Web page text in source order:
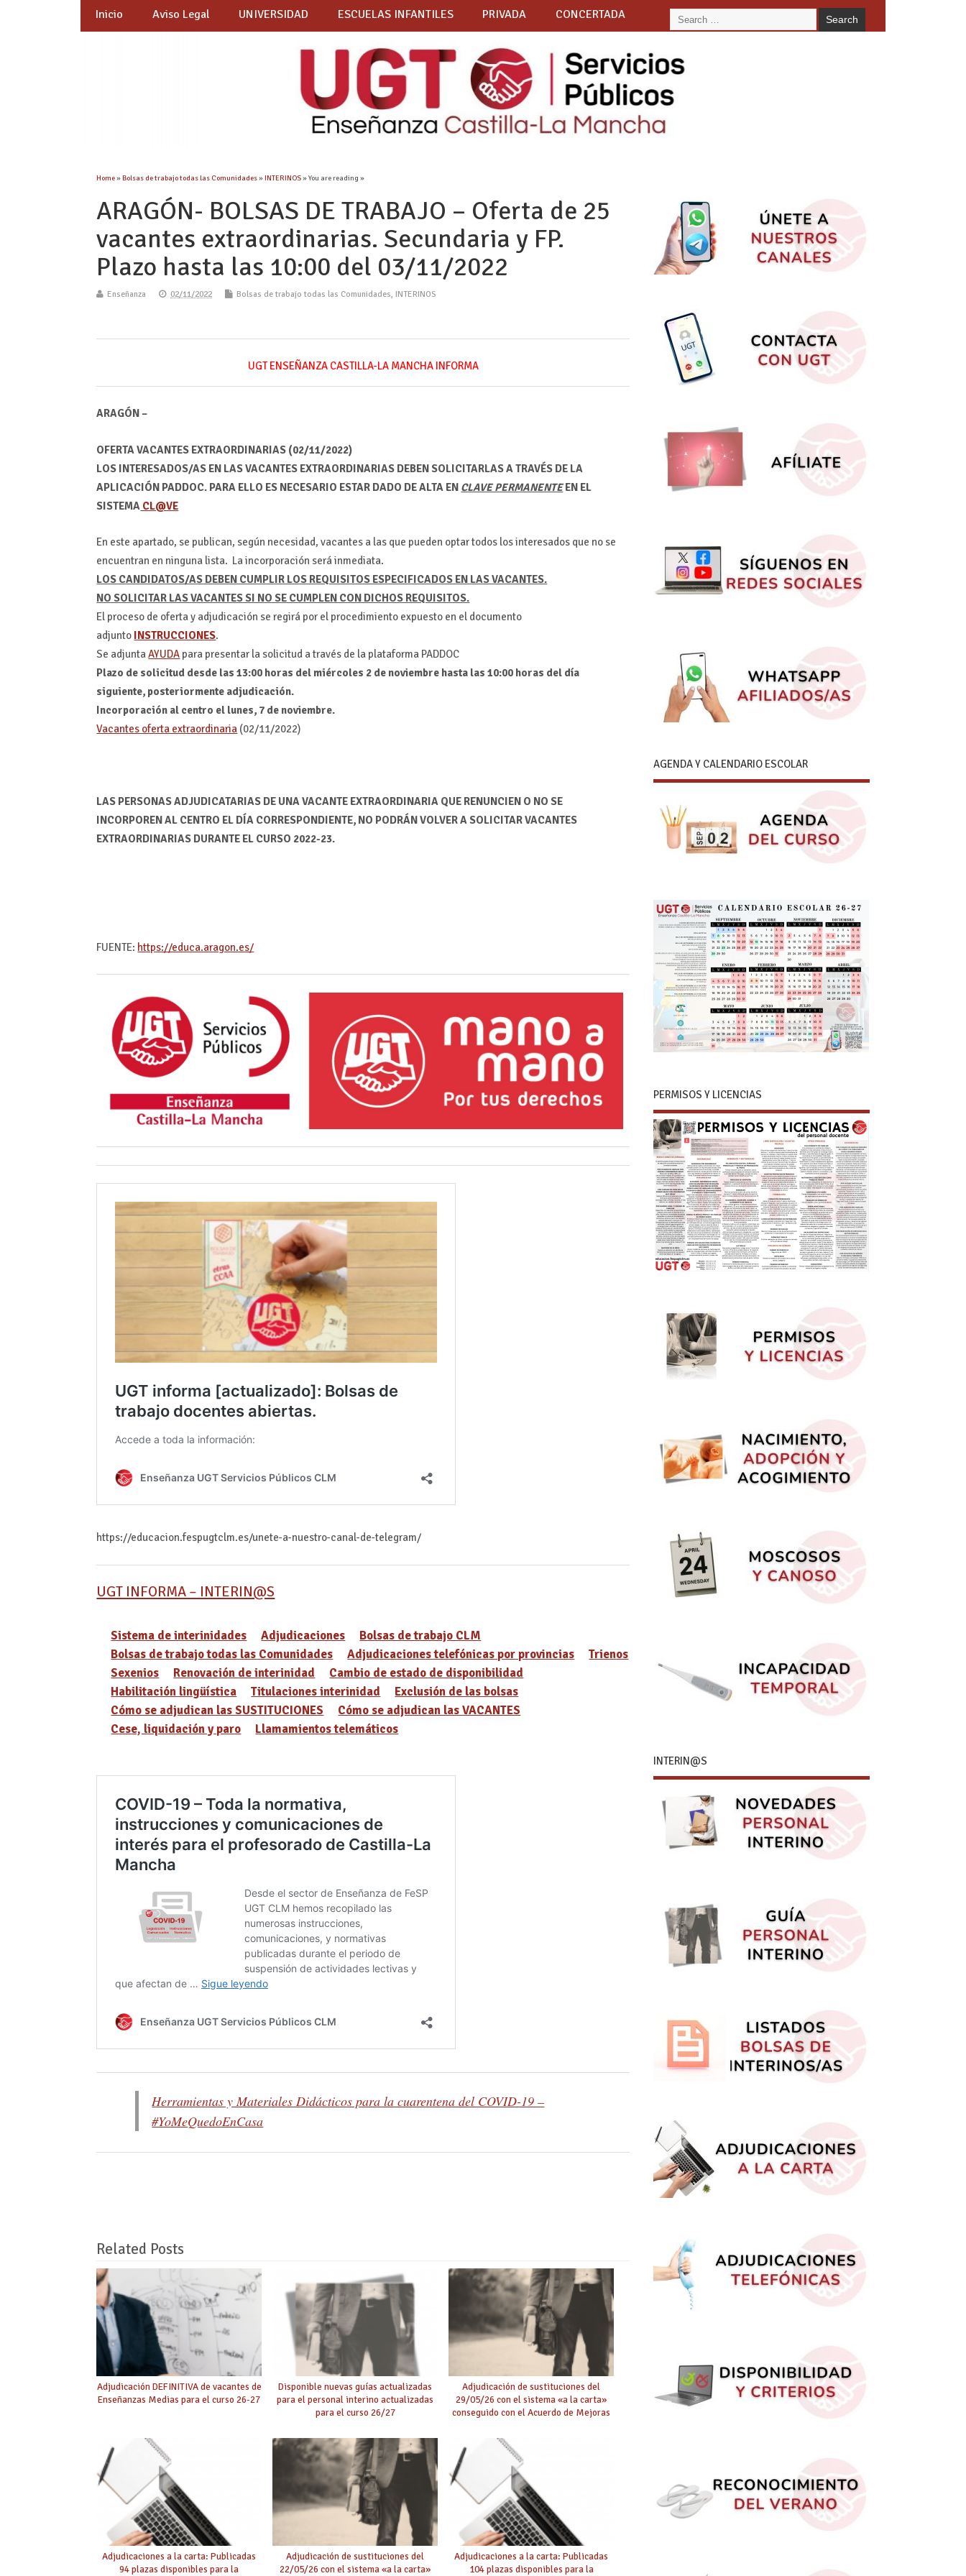
Inicio Aviso Legal UNIVERSIDAD ESCUELAS INFANTILES PRIVADA CONCERTADA
Home»Bolsas de trabajo todas las Comunidades»INTERINOS» You are reading »
ARAGÓN- BOLSAS DE TRABAJO – Oferta de 25
vacantes extraordinarias. Secundaria y FP.
Plazo hasta las 10:00 del 03/11/2022
Enseñanza 02/11/2022 Bolsas de trabajo todas las Comunidades, INTERINOS
UGT ENSEÑANZA CASTILLA-LA MANCHA INFORMA
ARAGÓN –
OFERTA VACANTES EXTRAORDINARIAS (02/11/2022)
LOS INTERESADOS/AS EN LAS VACANTES EXTRAORDINARIAS DEBEN SOLICITARLAS A TRAVÉS DE LA
APLICACIÓN PADDOC. PARA ELLO ES NECESARIO ESTAR DADO DE ALTA EN CLAVE PERMANENTEEN EL
SISTEMA CL@VE
En este apartado, se publican, según necesidad, vacantes a las que pueden optar todos los interesados que no se
encuentran en ninguna lista. La incorporación será inmediata.
LOS CANDIDATOS/AS DEBEN CUMPLIR LOS REQUISITOS ESPECIFICADOS EN LAS VACANTES.
NO SOLICITAR LAS VACANTES SI NO SE CUMPLEN CON DICHOS REQUISITOS.
El proceso de oferta y adjudicación se regirá por el procedimiento expuesto en el documento
adjunto INSTRUCCIONES.
Se adjuntaAYUDA para presentar la solicitud a través de la plataforma PADDOC
Plazo de solicitud desde las 13:00 horas del miércoles 2 de noviembre hasta las 10:00 horas del día
siguiente, posteriormente adjudicación.
Incorporación al centro el lunes, 7 de noviembre.
Vacantes oferta extraordinaria (02/11/2022)
LAS PERSONAS ADJUDICATARIAS DE UNA VACANTE EXTRAORDINARIA QUE RENUNCIEN O NO SE
INCORPOREN AL CENTRO EL DÍA CORRESPONDIENTE, NO PODRÁN VOLVER A SOLICITAR VACANTES
EXTRAORDINARIAS DURANTE EL CURSO 2022-23.
FUENTE: https://educa.aragon.es/
https://educacion.fespugtclm.es/unete-a-nuestro-canal-de-telegram/
UGT INFORMA – INTERIN@S
Sistema de interinidades Adjudicaciones
Bolsas de trabajo CLM
Bolsas de trabajo todas las Comunidades
Adjudicaciones telefónicas por provincias
Trienos
Sexenios
Renovación de interinidad
Cambio de estado de disponibilidad
Habilitación lingüística
Titulaciones interinidad
Exclusión de las bolsas
Cómo se adjudican las SUSTITUCIONES
Cómo se adjudican las VACANTES
Cese, liquidación y paro
Llamamientos telemáticos
Herramientas y Materiales Didácticos para la cuarentena del COVID-19 –
#YoMeQuedoEnCasa
Related Posts
Adjudicación DEFINITIVA de vacantes de
Enseñanzas Medias para el curso 26-27
Disponible nuevas guías actualizadas
para el personal interino actualizadas
para el curso 26/27
Adjudicación de sustituciones del
29/05/26 con el sistema «a la carta»
conseguido con el Acuerdo de Mejoras
Adjudicaciones a la carta: Publicadas
94 plazas disponibles para la
Adjudicación de sustituciones del
22/05/26 con el sistema «a la carta»
Adjudicaciones a la carta: Publicadas
104 plazas disponibles para la
AGENDA Y CALENDARIO ESCOLAR
PERMISOS Y LICENCIAS
INTERIN@S